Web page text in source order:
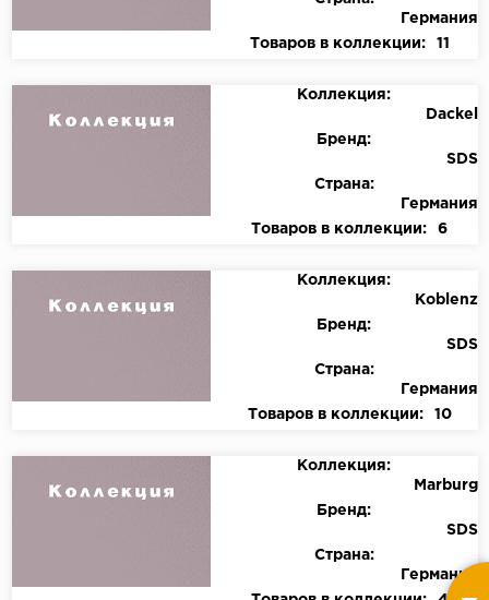
Германия
Товаров в коллекции:
11
Коллекция:
Dackel
Бренд:
SDS
Страна:
Германия
Товаров в коллекции:
6
Коллекция:
Koblenz
Бренд:
SDS
Страна:
Германия
Товаров в коллекции:
10
Коллекция:
Marburg
Бренд:
SDS
Страна:
Германия